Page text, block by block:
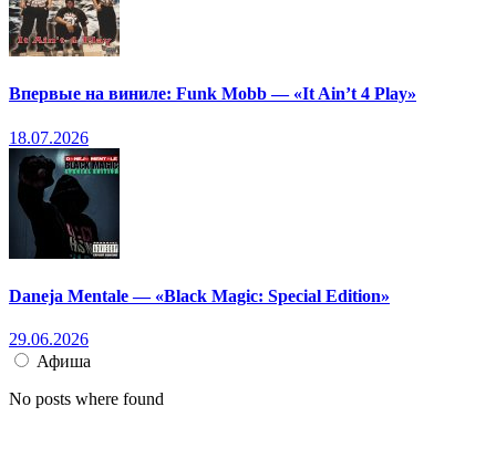
Впервые на виниле: Funk Mobb — «It Ain’t 4 Play»
18.07.2026
Daneja Mentale — «Black Magic: Special Edition»
29.06.2026
Афиша
No posts where found